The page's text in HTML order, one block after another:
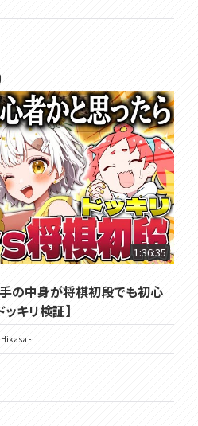
1:36:35
の中身が将棋初段でも初心
キリ検証】
Hikasa -